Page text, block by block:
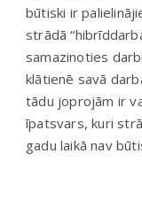
būtiski ir
strādā
samazinoties
klātienē savā
tādu joprojām ir
īpatsvars, kuri
gadu laikā nav